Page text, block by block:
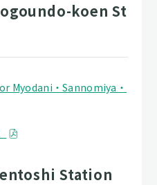
koen St
Myodani・Sannomiya・
Station